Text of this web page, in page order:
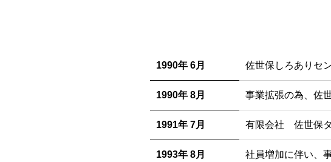
1990年 6月 佐世保しろありセ
1990年 8月 事業拡張の為、佐
1991年 7月 有限会社 佐世保
1993年 8月 社員増加に伴い、